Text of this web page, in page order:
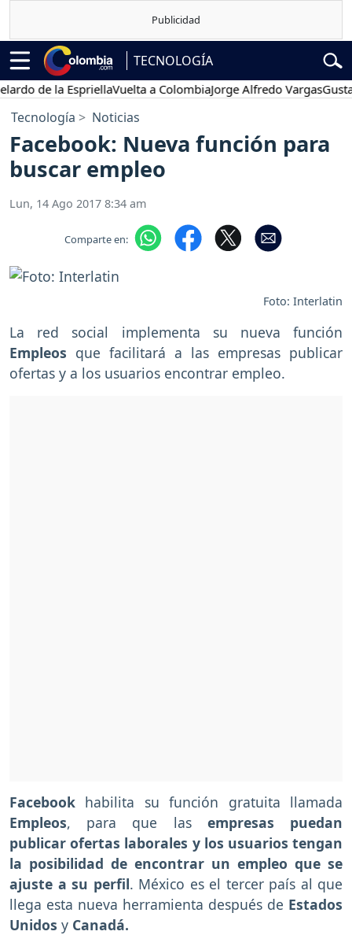
TECNOLOGÍA
de la EspriellaVuelta a ColombiaJorge Alfredo VargasGustavo
Tecnología Noticias
Facebook: Nueva función para
buscar empleo
Lun, 14 Ago 2017 8:34 am
Comparte en:
Foto: Interlatin
La red social implementa su nueva función
Empleos que facilitará a las empresas publicar
ofertas y a los usuarios encontrar empleo.
Facebook habilita su función gratuita llamada
Empleos, para que las empresas puedan
publicar ofertas laborales y los usuarios tengan
la posibilidad de encontrar un empleo que se
ajuste a su perfil. México es el tercer país al que
llega esta nueva herramienta después de Estados
Unidos y Canadá.